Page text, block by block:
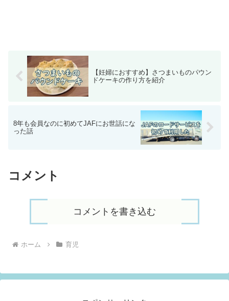
【妊婦におすすめ】さつまいものパウン
ドケーキの作り方を紹介
8年も会員なのに初めてJAFにお世話にな
った話
コメント
コメントを書き込む
ホーム 育児